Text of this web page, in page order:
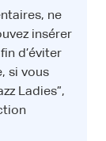
ne
insérer
d’éviter
si vous
Ladies”,